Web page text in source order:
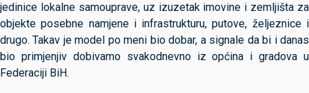
jedinice lokalne samouprave, uz izuzetak imovine i zemljišta za
objekte posebne namjene i infrastrukturu, putove, željeznice i
drugo. Takav je model po meni bio dobar, a signale da bi i danas
bio primjenjiv dobivamo svakodnevno iz općina i gradova u
Federaciji BiH.